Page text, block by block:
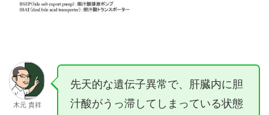
木元 貴祥
先天的な遺伝子異常で、肝臓内に胆
汁酸がうっ滞してしまっている状態